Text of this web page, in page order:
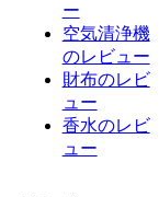
ー
空気清浄機
のレビュー
財布のレビ
ュー
香水のレビ
ュー